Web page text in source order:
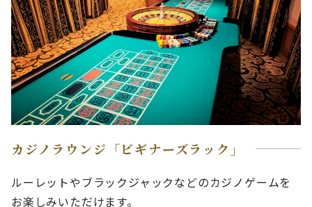
カジノラウンジ「ビギナーズラック」
ルーレットやブラックジャックなどのカジノゲームを
お楽しみいただけます。